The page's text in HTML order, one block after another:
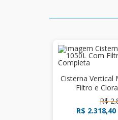
Cisterna Vertical
Filtro e
R$
R$ 2.318,40